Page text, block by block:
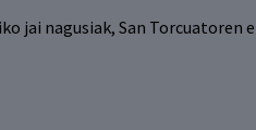
jai nagusiak, San Torcuatoren